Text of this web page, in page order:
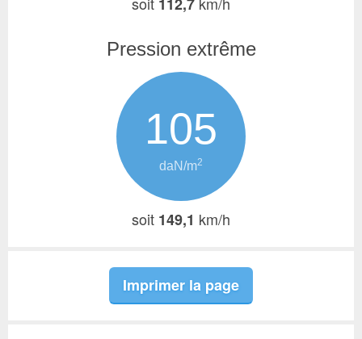
Pression extrême
105
daN/m2
soit 149,1 km/h
Imprimer la page